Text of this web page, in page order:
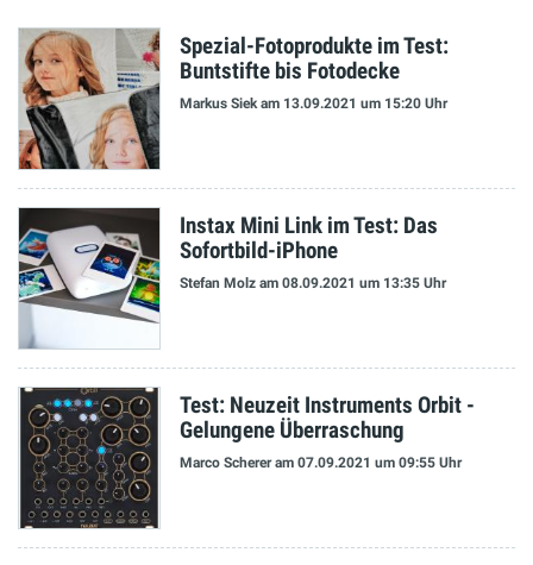
Spezial-Fotoprodukte im Test:
Buntstifte bis Fotodecke
Markus Siek am 13.09.2021 um 15:20 Uhr
Instax Mini Link im Test: Das
Sofortbild-iPhone
Stefan Molz am 08.09.2021 um 13:35 Uhr
Test: Neuzeit Instruments Orbit -
Gelungene Überraschung
Marco Schereram 07.09.2021 um 09:55 Uhr